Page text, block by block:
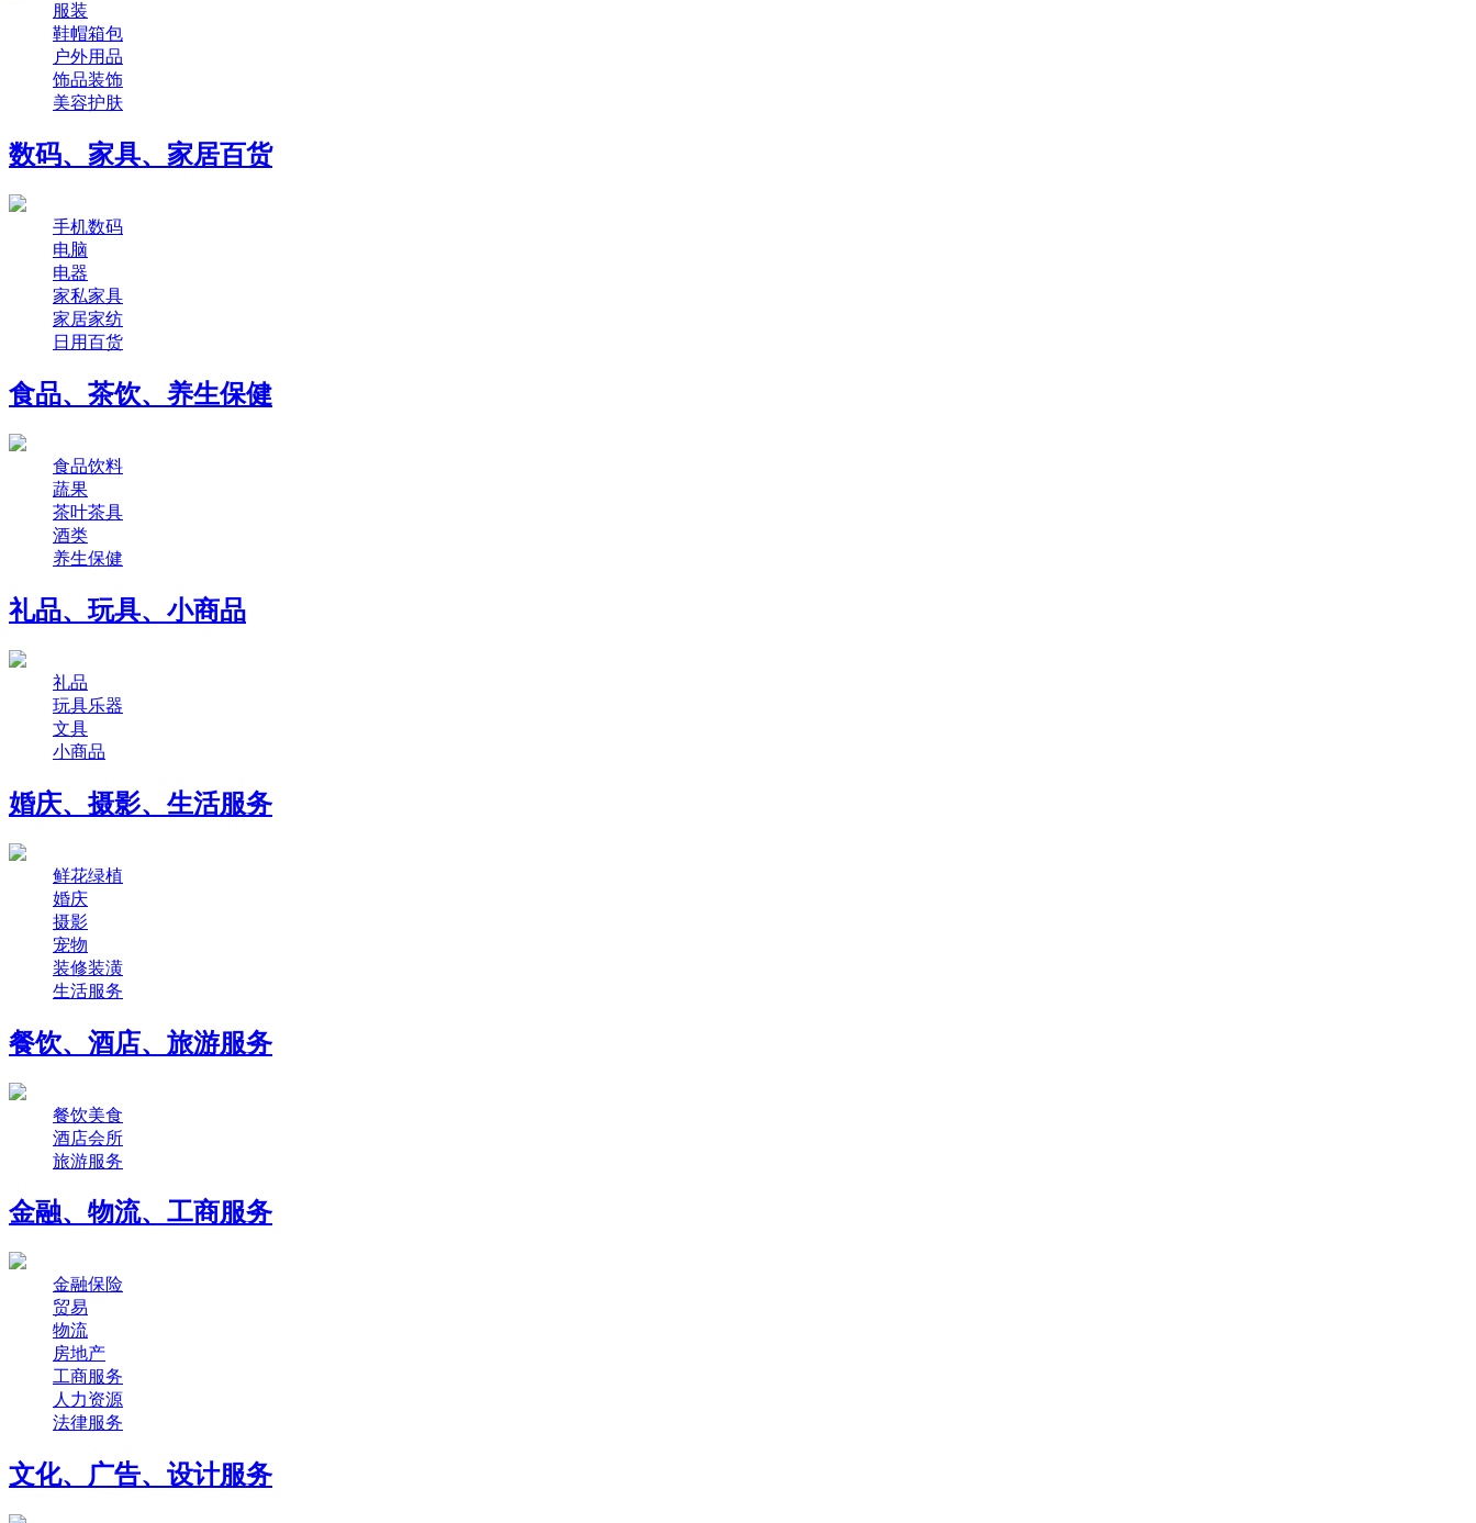
服装
鞋帽箱包
户外用品
饰品装饰
美容护肤
数码、家具、家居百货
手机数码
电脑
电器
家私家具
家居家纺
日用百货
食品、茶饮、养生保健
食品饮料
蔬果
茶叶茶具
酒类
养生保健
礼品、玩具、小商品
礼品
玩具乐器
文具
小商品
婚庆、摄影、生活服务
鲜花绿植
婚庆
摄影
宠物
装修装潢
生活服务
餐饮、酒店、旅游服务
餐饮美食
酒店会所
旅游服务
金融、物流、工商服务
金融保险
贸易
物流
房地产
工商服务
人力资源
法律服务
文化、广告、设计服务